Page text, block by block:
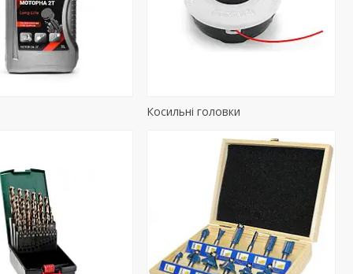
Косильні головки